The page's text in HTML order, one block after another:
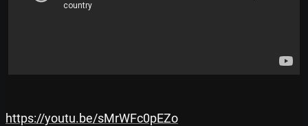
https://youtu.be/sMrWFc0pEZo